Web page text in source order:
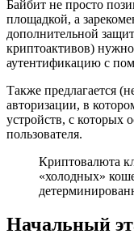
Байбит не просто
площадкой, а
дополнительной
криптоактивов)
аутентификацию с
Также предлагается
авторизации, в
устройств, с которых
пользователя.
Криптовалюта
«холодных»
Начальный